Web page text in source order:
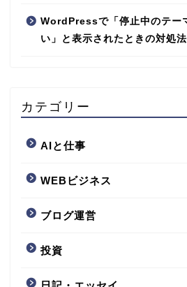
WordPressで「停止中のテー
い」と表示されたときの対処法
カテゴリー
AIと仕事
WEBビジネス
ブログ運営
投資